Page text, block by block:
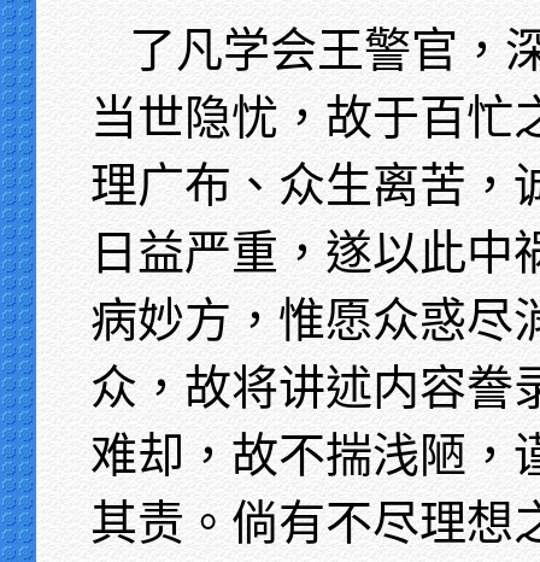
了凡学会王警官，
当世隐忧，故于百忙
理广布、众生离苦，
日益严重，遂以此中
病妙方，惟愿众惑尽
众，故将讲述内容誊
难却，故不揣浅陋，
其责。倘有不尽理想